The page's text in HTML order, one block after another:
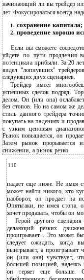
начинающий ли вы трейдер
лет. Фокусироваться всегда
1. сохранение капитала;
2. проведение хорошо
Если вы сможете
уйдете по пути продления
потенциала прибыли. За 20
видел "лопнувших"
следующих двух сценариев.
Трейдер имеет
успешных сделок подряд.
делом. Он (или она)
без стопов. Но на самом же
стиль данного трейдера
покупать на падениях и
с узким ценовым
Рынок повышается, он
Затем рынок прорывается
снижении, а рынок резко
110
падает еще ниже. Не имея
может найти никого, кто
наоборот, он продает на
Опятьтаки, не имея стопа,
хочет продавать, чтобы он
Герой другого
делающий резких
проигрывает... Это может
следует ожидать, когда
выигрывает, а проигрывает
он (или она) чувствует,
большей позицией,
он теряет еще больше.